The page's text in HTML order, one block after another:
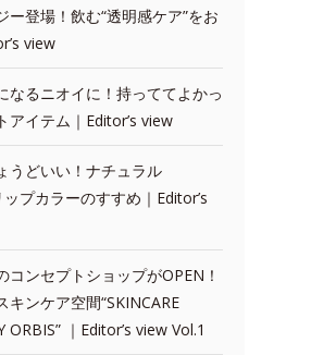
ー登場！飲む“透明感ケア”をお
view
なるニオイに！持っててよかっ
アイテム｜Editor’s view
うどいい！ナチュラル
ップカラーのすすめ｜Editor’s
コンセプトショップがOPEN！
キンケア空間“SKINCARE
ORBIS” ｜Editor’s view Vol.1